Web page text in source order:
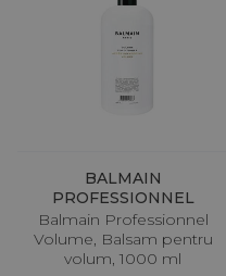
BALMAIN
PROFESSIONNEL
Balmain Professionnel
Volume, Balsam pentru
volum, 1000 ml